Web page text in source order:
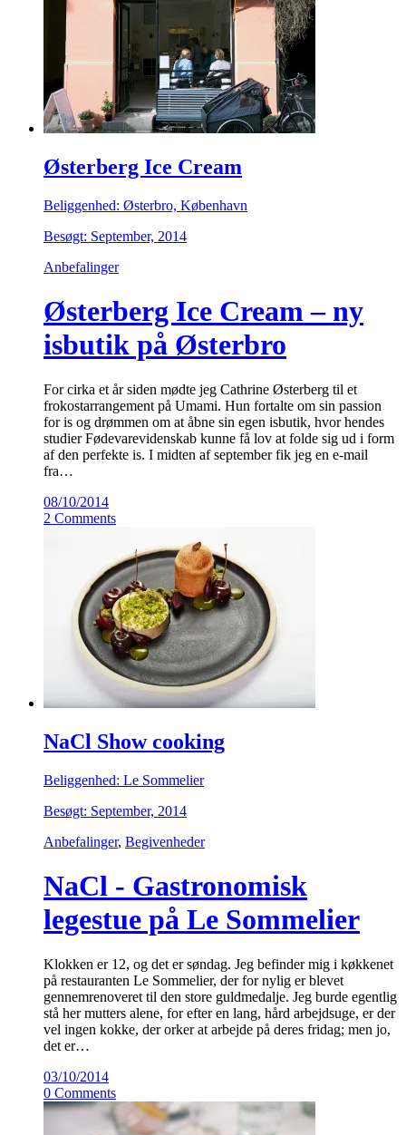
Østerberg Ice Cream
Beliggenhed: Østerbro, København
Besøgt: September, 2014
Anbefalinger
Østerberg Ice Cream – ny
isbutik på Østerbro
For cirka et år siden mødte jeg Cathrine Østerberg til et
frokostarrangement på Umami. Hun fortalte om sin passion
for is og drømmen om at åbne sin egen isbutik, hvor hendes
studier Fødevarevidenskab kunne få lov at folde sig ud i form
af den perfekte is. I midten af september fik jeg en e-mail
fra…
08/10/2014
2 Comments
NaCl Show cooking
Beliggenhed: Le Sommelier
Besøgt: September, 2014
Anbefalinger, Begivenheder
NaCl - Gastronomisk
legestue på Le Sommelier
Klokken er 12, og det er søndag. Jeg befinder mig i køkkenet
på restauranten Le Sommelier, der for nylig er blevet
gennemrenoveret til den store guldmedalje. Jeg burde egentlig
stå her mutters alene, for efter en lang, hård arbejdsuge, er der
vel ingen kokke, der orker at arbejde på deres fridag; men jo,
det er…
03/10/2014
0 Comments